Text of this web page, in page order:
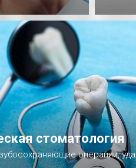
стоматология
операции,